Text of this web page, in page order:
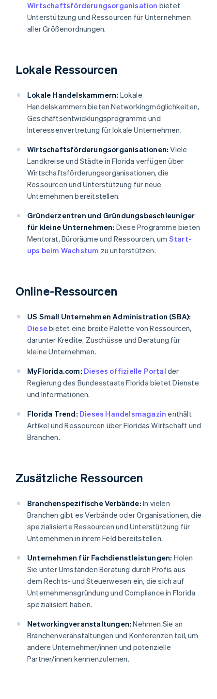
Wirtschaftsförderungsorganisation bietet
Unterstützung und Ressourcen für Unternehmen
aller Größenordnungen.
Lokale Ressourcen
Lokale Handelskammern: Lokale
Handelskammern bieten Networkingmöglichkeiten,
Geschäftsentwicklungsprogramme und
Interessenvertretung für lokale Unternehmen.
Wirtschaftsförderungsorganisationen: Viele
Landkreise und Städte in Florida verfügen über
Wirtschaftsförderungsorganisationen, die
Ressourcen und Unterstützung für neue
Unternehmen bereitstellen.
Gründerzentren und Gründungsbeschleuniger
für kleine Unternehmen: Diese Programme bieten
Mentorat, Büroräume und Ressourcen, um Start-
ups beim Wachstum zu unterstützen.
Online-Ressourcen
US Small Unternehmen Administration (SBA):
Diesebietet eine breite Palette von Ressourcen,
darunter Kredite, Zuschüsse und Beratung für
kleine Unternehmen.
MyFlorida.com: Dieses offizielle Portal der
Regierung des Bundesstaats Florida bietet Dienste
und Informationen.
Florida Trend: Dieses Handelsmagazin enthält
Artikel und Ressourcen über Floridas Wirtschaft und
Branchen.
Zusätzliche Ressourcen
Branchenspezifische Verbände: In vielen
Branchen gibt es Verbände oder Organisationen, die
spezialisierte Ressourcen und Unterstützung für
Unternehmen in ihrem Feld bereitstellen.
Unternehmen für Fachdienstleistungen: Holen
Sie unter Umständen Beratung durch Profis aus
dem Rechts- und Steuerwesen ein, die sich auf
Unternehmensgründung und Compliance in Florida
spezialisiert haben.
Networkingveranstaltungen: Nehmen Sie an
Branchenveranstaltungen und Konferenzen teil, um
andere Unternehmer/innen und potenzielle
Partner/innen kennenzulernen.